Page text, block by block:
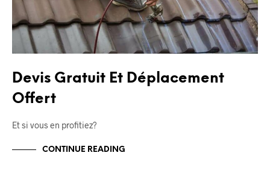
Devis Gratuit Et Déplacement
Offert
Et si vous en profitiez?
CONTINUE READING